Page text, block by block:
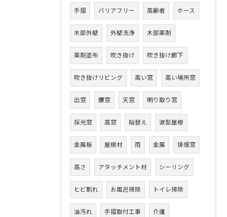
手摺 バリアフリー 高齢者 ホース
木部外壁 外壁洗浄 木部薬剤
薬剤塗布 吹き抜け 吹き抜け廊下
吹き抜けリビング 高い窓 高い場所窓
出窓 腰窓 天窓 明り取り窓
採光窓 高窓 貼替え 波型屋根
金属板 屋根材 雨 金属 排煙窓
高さ アタッチメント材 シーリング
ヒビ割れ お風呂掃除 トイレ掃除
油汚れ 手摺取付工事 介護